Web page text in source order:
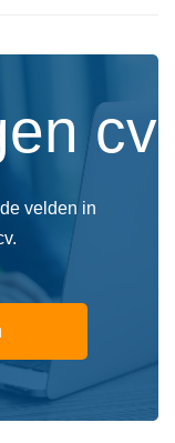
cv
velden in